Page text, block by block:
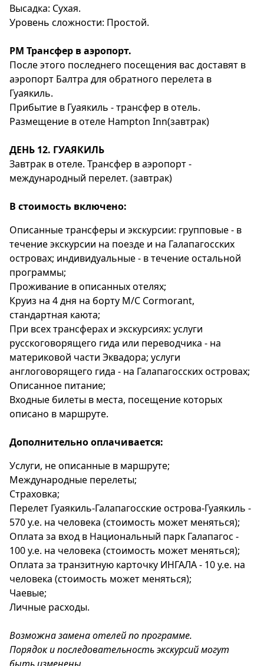
Высадка: Сухая.
Уровень сложности: Простой.
РМ Трансфер в аэропорт.
После этого последнего посещения вас доставят в
аэропорт Балтра для обратного перелета в
Гуаякиль.
Прибытие в Гуаякиль - трансфер в отель.
Размещение в отеле Hampton Inn(завтрак)
ДЕНЬ 12. ГУАЯКИЛЬ
Завтрак в отеле. Трансфер в аэропорт -
международный перелет. (завтрак)
В стоимость включено:
Описанные трансферы и экскурсии: групповые - в
течение экскурсии на поезде и на Галапагосских
островах; индивидуальные - в течение остальной
программы;
Проживание в описанных отелях;
Круиз на 4 дня на борту M/C Cormorant,
стандартная каюта;
При всех трансферах и экскурсиях: услуги
русскоговорящего гида или переводчика - на
материковой части Эквадора; услуги
англоговорящего гида - на Галапагосских островах;
Описанное питание;
Входные билеты в места, посещение которых
описано в маршруте.
Дополнительно оплачивается:
Услуги, не описанные в маршруте;
Международные перелеты;
Страховка;
Перелет Гуаякиль-Галапагосские острова-Гуаякиль -
570 у.е. на человека (стоимость может меняться);
Оплата за вход в Национальный парк Галапагос -
100 у.е. на человека (стоимость может меняться);
Оплата за транзитную карточку ИНГАЛА - 10 у.е. на
человека (стоимость может меняться);
Чаевые;
Личные расходы.
Возможна замена отелей по программе.
Порядок и последовательность экскурсий могут